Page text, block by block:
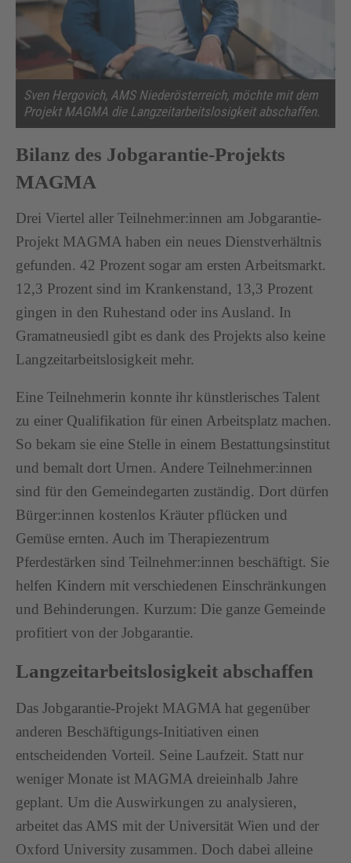
Sven Hergovich, AMS Niederösterreich, möchte mit dem
Projekt MAGMA die Langzeitarbeitslosigkeit abschaffen.
Bilanz des Jobgarantie-Projekts
MAGMA
Drei Viertel aller Teilnehmer:innen am Jobgarantie-
Projekt MAGMA haben ein neues Dienstverhältnis
gefunden. 42 Prozent sogar am ersten Arbeitsmarkt.
12,3 Prozent sind im Krankenstand, 13,3 Prozent
gingen in den Ruhestand oder ins Ausland. In
Gramatneusiedl gibt es dank des Projekts also keine
Langzeitarbeitslosigkeit mehr.
Eine Teilnehmerin konnte ihr künstlerisches Talent
zu einer Qualifikation für einen Arbeitsplatz machen.
So bekam sie eine Stelle in einem Bestattungsinstitut
und bemalt dort Urnen. Andere Teilnehmer:innen
sind für den Gemeindegarten zuständig. Dort dürfen
Bürger:innen kostenlos Kräuter pflücken und
Gemüse ernten. Auch im Therapiezentrum
Pferdestärken sind Teilnehmer:innen beschäftigt. Sie
helfen Kindern mit verschiedenen Einschränkungen
und Behinderungen. Kurzum: Die ganze Gemeinde
profitiert von der Jobgarantie.
Langzeitarbeitslosigkeit abschaffen
Das Jobgarantie-Projekt MAGMA hat gegenüber
anderen Beschäftigungs-Initiativen einen
entscheidenden Vorteil. Seine Laufzeit. Statt nur
weniger Monate ist MAGMA dreieinhalb Jahre
geplant. Um die Auswirkungen zu analysieren,
arbeitet das AMS mit der Universität Wien und der
Oxford University zusammen. Doch dabei alleine